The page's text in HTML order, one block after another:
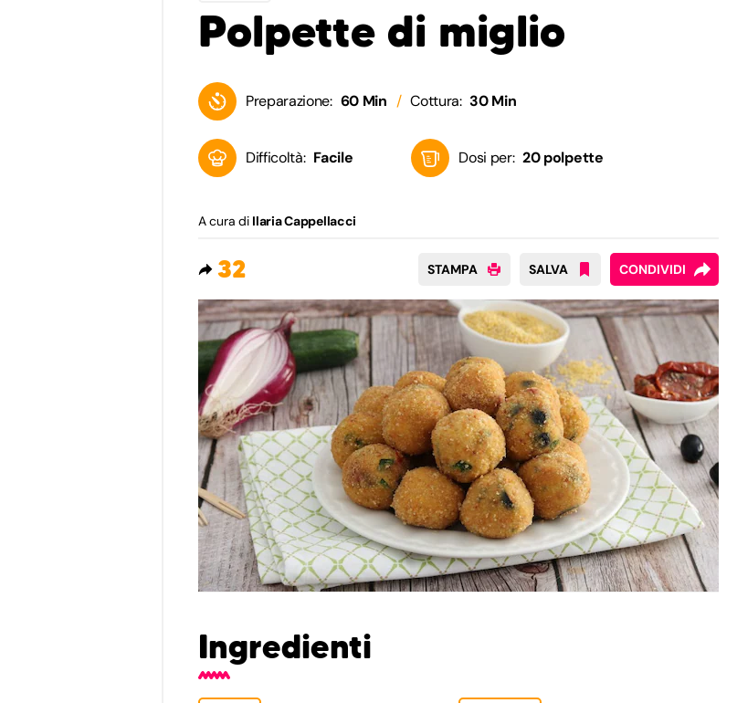
Polpette di miglio
Preparazione: 60 Min Cottura: 30 Min
Difficoltà: Facile Dosi per: 20 polpette
A cura di Ilaria Cappellacci
32 STAMPA SALVA CONDIVIDI
Ingredienti